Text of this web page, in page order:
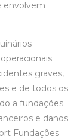
envolvem
graves,
e de todos os
a fundações
e danos
Fundações